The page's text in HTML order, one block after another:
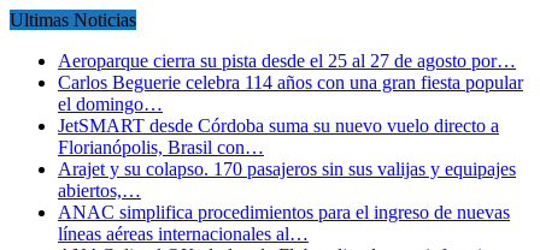
Ultimas Noticias
Aeroparque cierra su pista desde el 25 al 27 de agosto por…
Carlos Beguerie celebra 114 años con una gran fiesta popular
el domingo…
JetSMART desde Córdoba suma su nuevo vuelo directo a
Florianópolis, Brasil con…
Arajet y su colapso. 170 pasajeros sin sus valijas y equipajes
abiertos,…
ANAC simplifica procedimientos para el ingreso de nuevas
líneas aéreas internacionales al…